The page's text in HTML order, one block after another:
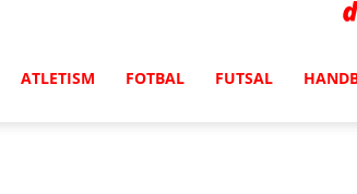
ATLETISM FOTBAL FUTSAL